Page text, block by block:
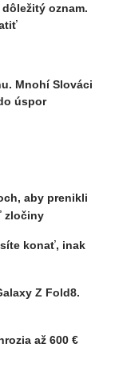
oznam.
Mnohí Slováci
úspor
aby prenikli
zločiny
konať, inak
Z Fold8.
až 600 €